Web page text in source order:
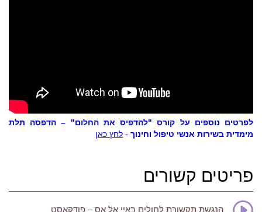
לפרטים נוספים על קורס "להדפיס את החלום" – הדפסה תלת
מימדית בשירות אנשי טיפול וחינוך - לחץ כאן
פריטים קשורים
הנגשת תקשורת לחולים באיי אל אס – פודקאסט